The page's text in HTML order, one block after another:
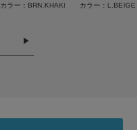
カラー：BRN.KHAKI
カラー：L.BEIGE